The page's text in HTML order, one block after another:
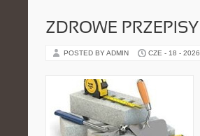
ZDROWE PRZEPISY
POSTED BY ADMIN CZE - 18 - 2026